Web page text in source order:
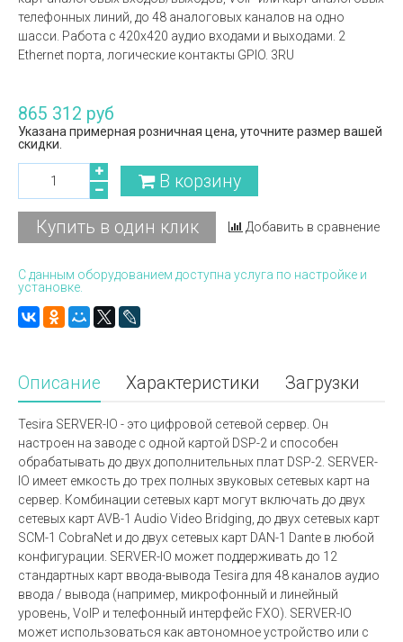
телефонных линий, до 48 аналоговых каналов на одно
шасси. Работа с 420х420 аудио входами и выходами. 2
Ethernet порта, логические контакты GPIO. 3RU
865 312 руб
Указана примерная розничная цена, уточните размер вашей
скидки.
В корзину
Купить в один клик Добавить в сравнение
С данным оборудованием доступна услуга по настройке и
установке.
Описание Характеристики Загрузки
Tesira SERVER-IO - это цифровой сетевой сервер. Он
настроен на заводе с одной картой DSP-2 и способен
обрабатывать до двух дополнительных плат DSP-2. SERVER-
IO имеет емкость до трех полных звуковых сетевых карт на
сервер. Комбинации сетевых карт могут включать до двух
сетевых карт AVB-1 Audio Video Bridging, до двух сетевых карт
SCM-1 CobraNet и до двух сетевых карт DAN-1 Dante в любой
конфигурации. SERVER-IO может поддерживать до 12
стандартных карт ввода-вывода Tesira для 48 каналов аудио
ввода / вывода (например, микрофонный и линейный
уровень, VoIP и телефонный интерфейс FXO). SERVER-IO
может использоваться как автономное устройство или с